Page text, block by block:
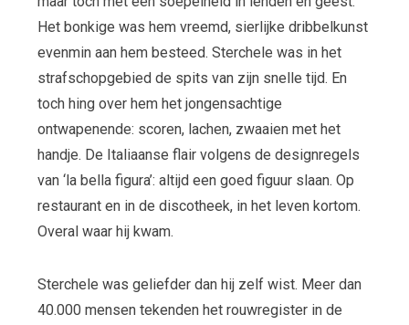
Het bonkige was hem vreemd, sierlijke dribbelkunst
evenmin aan hem besteed. Sterchele was in het
strafschopgebied de spits van zijn snelle tijd. En
toch hing over hem het jongensachtige
ontwapenende: scoren, lachen, zwaaien met het
handje. De Italiaanse flair volgens de designregels
van ‘la bella figura’: altijd een goed figuur slaan. Op
restaurant en in de discotheek, in het leven kortom.
Overal waar hij kwam.
Sterchele was geliefder dan hij zelf wist. Meer dan
40.000 mensen tekenden het rouwregister in de